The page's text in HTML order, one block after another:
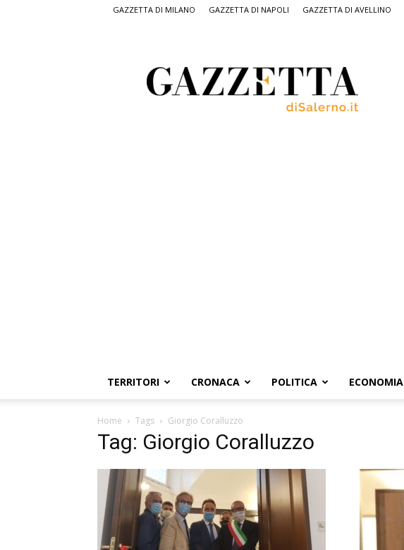
GAZZETTA DI MILANO GAZZETTA DI NAPOLI GAZZETTA DI AVELLINO
Salerno,
il
quotidiano
TERRITORI CRONACA POLITICA ECONOMIA
Home Tags Giorgio Coralluzzo
Tag: Giorgio Coralluzzo